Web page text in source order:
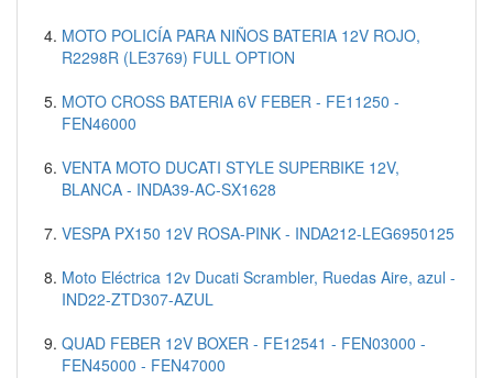
MOTO POLICÍA PARA NIÑOS BATERIA 12V ROJO,
R2298R (LE3769) FULL OPTION
MOTO CROSS BATERIA 6V FEBER - FE11250 -
FEN46000
VENTA MOTO DUCATI STYLE SUPERBIKE 12V,
BLANCA - INDA39-AC-SX1628
VESPA PX150 12V ROSA-PINK - INDA212-LEG6950125
Moto Eléctrica 12v Ducati Scrambler, Ruedas Aire, azul -
IND22-ZTD307-AZUL
QUAD FEBER 12V BOXER - FE12541 - FEN03000 -
FEN45000 - FEN47000